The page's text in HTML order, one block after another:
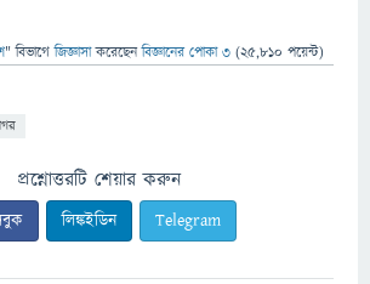
" বিভাগে জিজ্ঞাসাকরেছেনবিজ্ঞানের পোকা ৩ (25,810 পয়েন্ট)
প্রশ্নোত্তরটি শেয়ার করুন
লিঙ্কইডিন Telegram